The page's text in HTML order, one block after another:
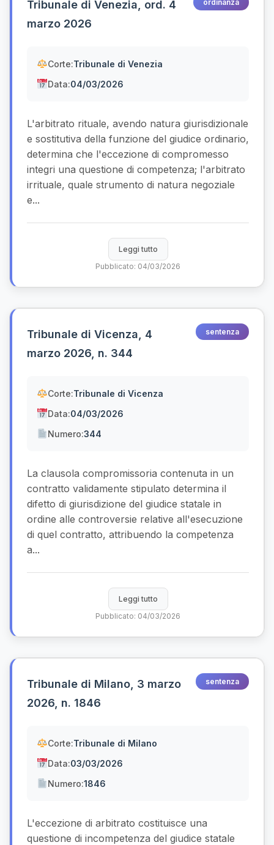
Tribunale di Venezia, ord. 4
marzo 2026
ordinanza
Corte:Tribunale di Venezia
Data:04/03/2026
L'arbitrato rituale, avendo natura giurisdizionale
e sostitutiva della funzione del giudice ordinario,
determina che l'eccezione di compromesso
integri una questione di competenza; l'arbitrato
irrituale, quale strumento di natura negoziale
e...
Leggi tutto
Pubblicato: 04/03/2026
Tribunale di Vicenza, 4
marzo 2026, n. 344
sentenza
Corte:Tribunale di Vicenza
Data:04/03/2026
Numero:344
La clausola compromissoria contenuta in un
contratto validamente stipulato determina il
difetto di giurisdizione del giudice statale in
ordine alle controversie relative all'esecuzione
di quel contratto, attribuendo la competenza
a...
Leggi tutto
Pubblicato: 04/03/2026
Tribunale di Milano, 3 marzo
2026, n. 1846
sentenza
Corte:Tribunale di Milano
Data:03/03/2026
Numero:1846
L'eccezione di arbitrato costituisce una
questione di incompetenza del giudice statale